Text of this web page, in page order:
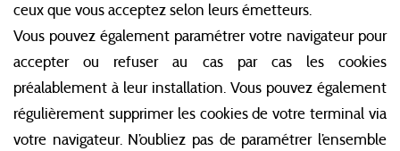
ceux que vous acceptez selon leurs émetteurs.
Vous pouvez également paramétrer votre navigateur pour
accepter ou refuser au cas par cas les cookies
préalablement à leur installation. Vous pouvez également
régulièrement supprimer les cookies de votre terminal via
votre navigateur. N’oubliez pas de paramétrer l’ensemble